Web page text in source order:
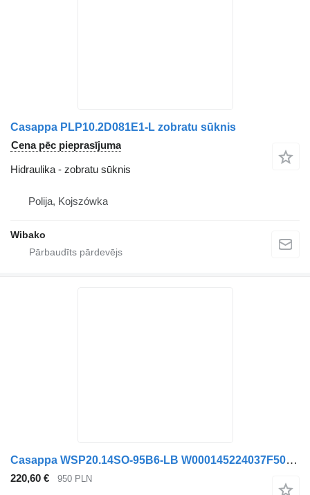
Casappa PLP10.2D081E1-L zobratu sūknis
Cena pēc pieprasījuma
Hidraulika - zobratu sūknis
Polija, Kojszówka
Wibako
Casappa WSP20.14SO-95B6-LB W000145224037F50 zobratu sūknis
220,60 € 950 PLN